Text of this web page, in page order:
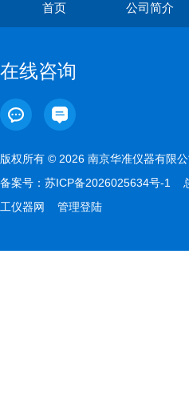
首页 公司简介
在线咨询
版权所有 © 2026 南京华准仪器有限
备案号： 苏ICP备2026025634号-1
工仪器网
管理登陆